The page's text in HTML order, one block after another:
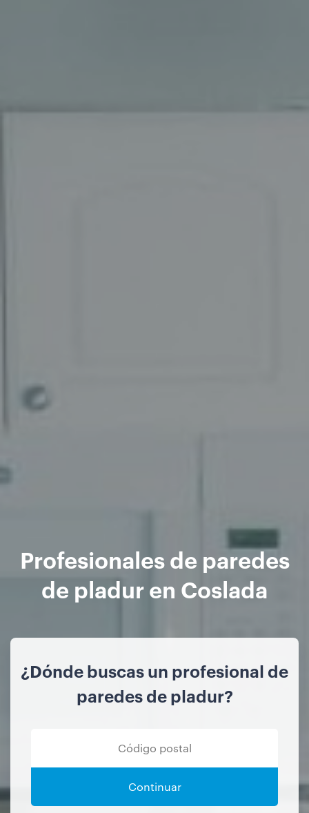
Profesionales de paredes
de pladur en Coslada
¿Dónde buscas un profesional de
paredes de pladur?
Continuar